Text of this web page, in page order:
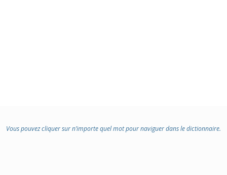
Vous pouvez cliquer sur n’importe quel mot pour naviguer dans le dictionnaire.